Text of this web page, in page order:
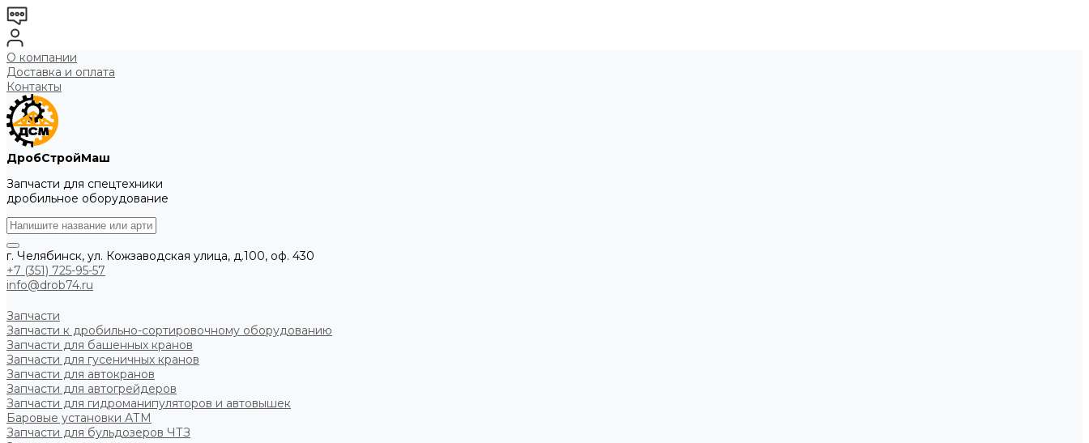
О компании
Доставка и оплата
Контакты
ДробСтройМаш
Запчасти для спецтехники
дробильное оборудование
г. Челябинск, ул. Кожзаводская улица, д.100, оф. 430
+7 (351) 725-95-57
info@drob74.ru
Запчасти
Запчасти к дробильно-сортировочному оборудованию
Запчасти для башенных кранов
Запчасти для гусеничных кранов
Запчасти для автокранов
Запчасти для автогрейдеров
Запчасти для гидроманипуляторов и автовышек
Баровые установки АТМ
Запчасти для бульдозеров ЧТЗ